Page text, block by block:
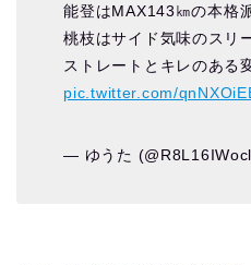
能登はMAX143㎞の本格
桃枝はサイド気味のスリ
ストレートとキレのある
pic.twitter.com/
— ゆうた